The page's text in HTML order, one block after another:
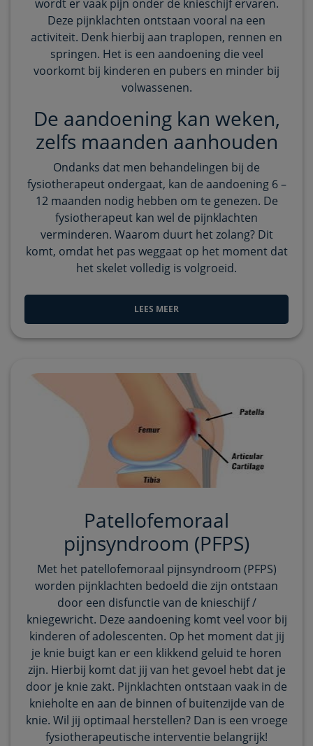
wordt er vaak pijn onder de knieschijf ervaren.
Deze pijnklachten ontstaan vooral na een
activiteit. Denk hierbij aan traplopen, rennen en
springen. Het is een aandoening die veel
voorkomt bij kinderen en pubers en minder bij
volwassenen.
De aandoening kan weken,
zelfs maanden aanhouden
Ondanks dat men behandelingen bij de
fysiotherapeut ondergaat, kan de aandoening 6 –
12 maanden nodig hebben om te genezen. De
fysiotherapeut kan wel de pijnklachten
verminderen. Waarom duurt het zolang? Dit
komt, omdat het pas weggaat op het moment dat
het skelet volledig is volgroeid.
LEES MEER
Patellofemoraal
pijnsyndroom (PFPS)
Met het patellofemoraal pijnsyndroom (PFPS)
worden pijnklachten bedoeld die zijn ontstaan
door een disfunctie van de knieschijf /
kniegewricht. Deze aandoening komt veel voor bij
kinderen of adolescenten. Op het moment dat jij
je knie buigt kan er een klikkend geluid te horen
zijn. Hierbij komt dat jij van het gevoel hebt dat je
door je knie zakt. Pijnklachten ontstaan vaak in de
knieholte en aan de binnen of buitenzijde van de
knie. Wil jij optimaal herstellen? Dan is een vroege
fysiotherapeutische interventie belangrijk!